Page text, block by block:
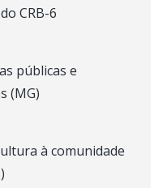
CRB-6
públicas e
(MG)
à comunidade